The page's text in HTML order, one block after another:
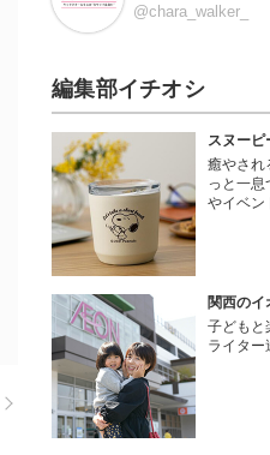
@chara_walker_
編集部イチオシ
スヌーピ
癒やされ
っと一
やイベン
関西のイ
子どもと
ライター